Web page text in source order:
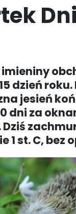
dzień
jesień
dni za
1 st. C, bez